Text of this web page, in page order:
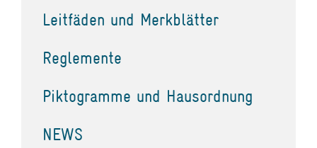
Leitfäden und Merkblätter
Reglemente
Piktogramme und Hausordnung
NEWS